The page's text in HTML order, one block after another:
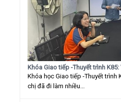
Khóa Giao tiếp -Thuyết trình
Khóa học Giao tiếp -Thuyết trình
chị đã đi làm nhiều...